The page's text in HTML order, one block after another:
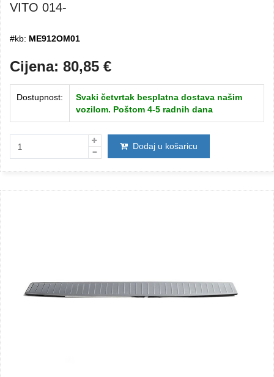
VITO 014-
#kb: ME912OM01
Cijena: 80,85 €
Dostupnost:
Svaki četvrtak besplatna dostava našim
vozilom. Poštom 4-5 radnih dana
Dodaj u košaricu